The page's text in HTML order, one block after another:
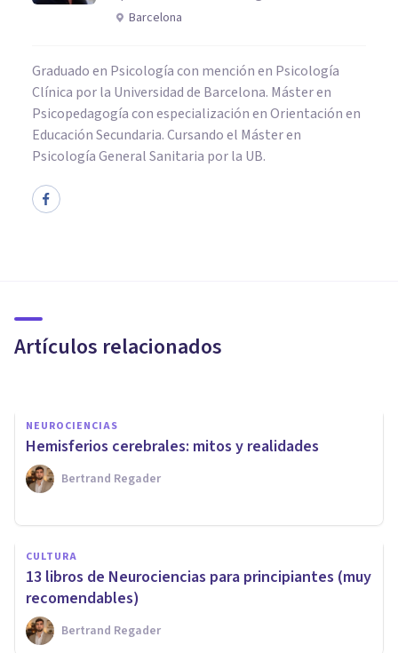
Barcelona
Graduado en Psicología con mención en Psicología
Clínica por la Universidad de Barcelona. Máster en
Psicopedagogía con especialización en Orientación en
Educación Secundaria. Cursando el Máster en
Psicología General Sanitaria por la UB.
Artículos relacionados
humana
NEUROCIENCIAS
Hemisferios cerebrales: mitos y realidades
Bertrand Regader
CULTURA
13 libros de Neurociencias para principiantes (muy
recomendables)
Bertrand Regader
​Neurociencias aplicadas al
estudio criminológico del
delito
Ricardo Vázquez Cigarroa